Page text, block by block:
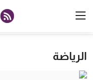
الرئيسية
الرياضة